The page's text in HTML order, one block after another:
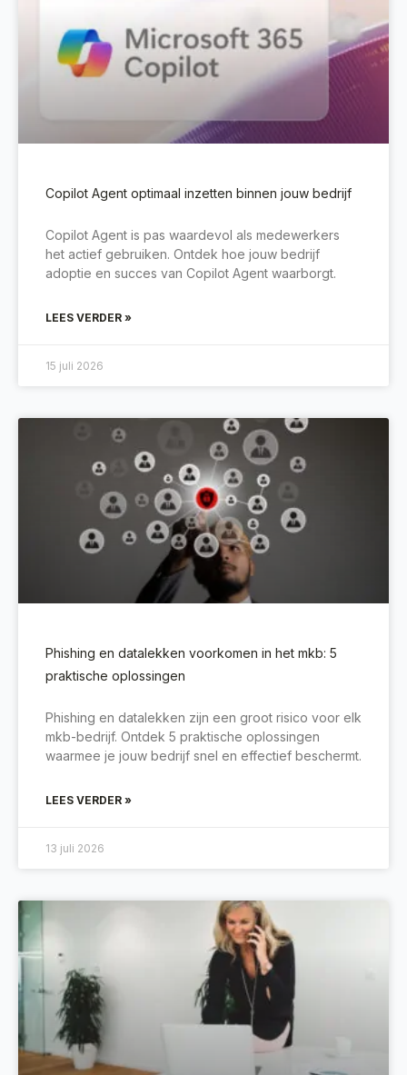
Copilot Agent optimaal inzetten binnen jouw bedrijf
Copilot Agent is pas waardevol als medewerkers
het actief gebruiken. Ontdek hoe jouw bedrijf
adoptie en succes van Copilot Agent waarborgt.
LEES VERDER »
15 juli 2026
Phishing en datalekken voorkomen in het mkb: 5
praktische oplossingen
Phishing en datalekken zijn een groot risico voor elk
mkb-bedrijf. Ontdek 5 praktische oplossingen
waarmee je jouw bedrijf snel en effectief beschermt.
LEES VERDER »
13 juli 2026